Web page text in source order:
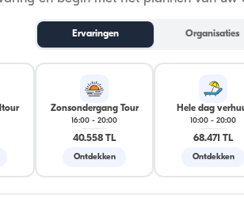
Ervaringen Organisaties
Zonsondergang Tour
16:00 - 20:00
40.558 TL
Ontdekken
Hele dag
10:00 - 20:00
68.471 TL
Ontdekken